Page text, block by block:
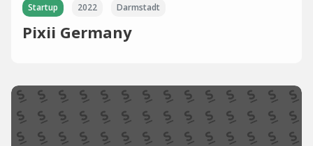
Startup 2022 Darmstadt
Pixii Germany